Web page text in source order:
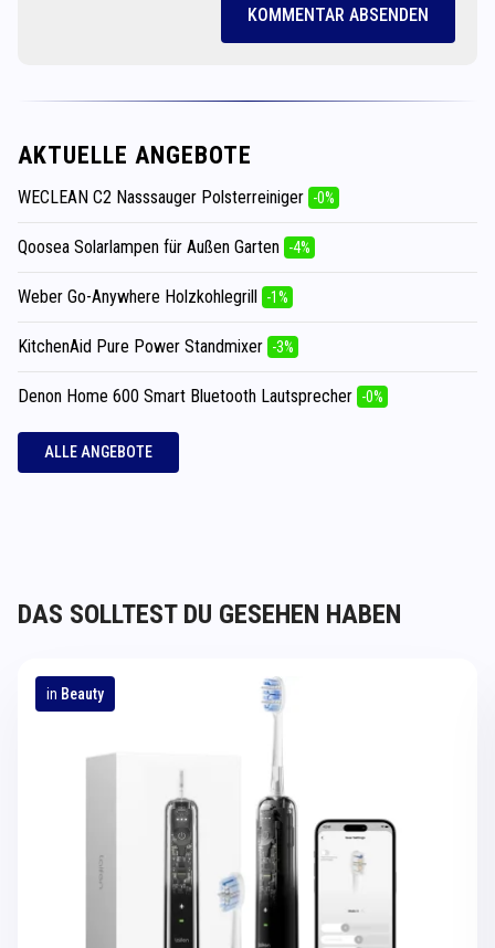
KOMMENTAR ABSENDEN
AKTUELLE ANGEBOTE
WECLEAN C2 Nasssauger Polsterreiniger -0%
Qoosea Solarlampen für Außen Garten -4%
Weber Go-Anywhere Holzkohlegrill -1%
KitchenAid Pure Power Standmixer -3%
Denon Home 600 Smart Bluetooth Lautsprecher -0%
ALLE ANGEBOTE
DAS SOLLTEST DU GESEHEN HABEN
in Beauty